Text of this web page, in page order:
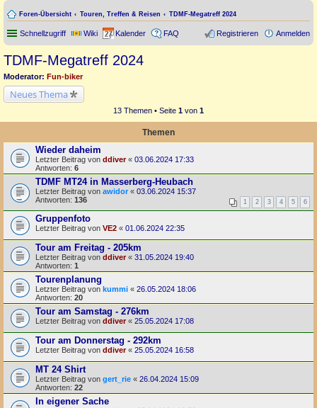
Foren-Übersicht Touren, Treffen & Reisen TDMF-Megatreff 2024
Schnellzugriff Wiki Kalender FAQ Anmelden
Registrieren
TDMF-Megatreff 2024
Moderator: Fun-biker
Neues Thema
13 Themen • Seite 1 von 1
Themen
Wieder daheim
Letzter Beitrag von ddiver« 03.06.2024 17:33
Antworten: 6
TDMF MT24 in Masserberg-Heubach
Letzter Beitrag von awidor « 03.06.2024 15:37
Antworten: 136 1 2 3 4 5 6
Gruppenfoto
Letzter Beitrag von VE2 « 01.06.2024 22:35
Tour am Freitag - 205km
Letzter Beitrag von ddiver « 31.05.2024 19:40
Antworten: 1
Tourenplanung
Letzter Beitrag von kummi « 26.05.2024 18:06
Antworten: 20
Tour am Samstag - 276km
Letzter Beitrag von ddiver « 25.05.2024 17:08
Tour am Donnerstag - 292km
Letzter Beitrag von ddiver« 25.05.2024 16:58
MT 24 Shirt
Letzter Beitrag von gert_rie « 26.04.2024 15:09
Antworten: 22
In eigener Sache